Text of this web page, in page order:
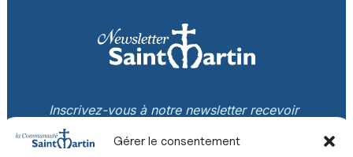
Gérer le consentement
Inscrivez-vous à notre newsletter recevoir
les nouvelles de la Communauté Saint-
Martin!